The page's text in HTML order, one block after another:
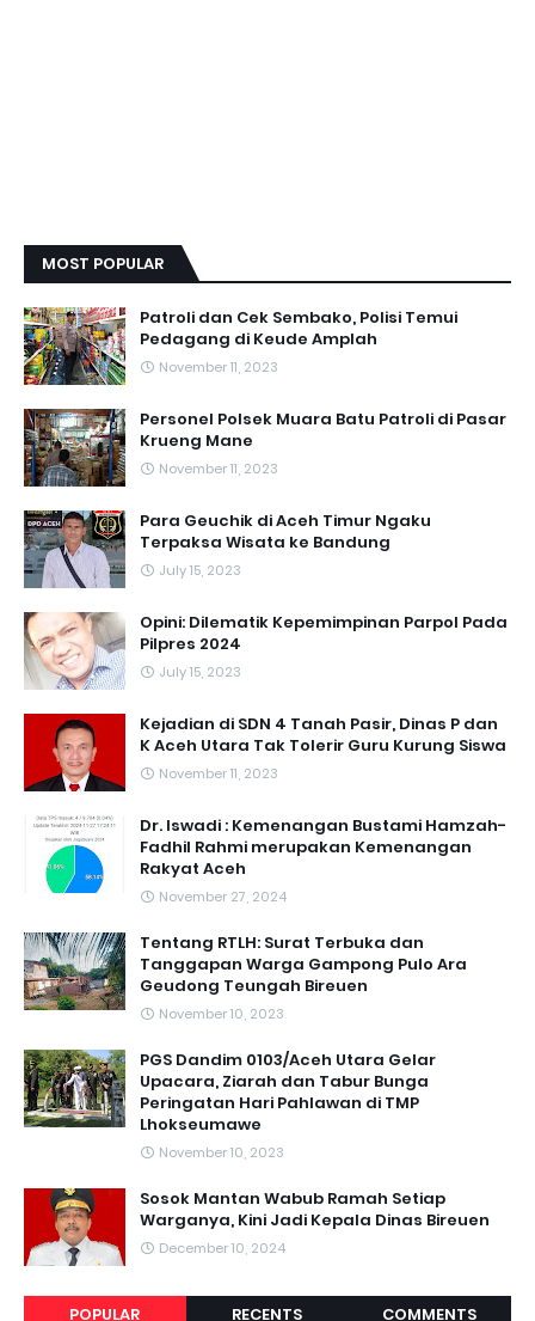
MOST POPULAR
Patroli dan Cek Sembako, Polisi Temui
Pedagang di Keude Amplah
November 11, 2023
Personel Polsek Muara Batu Patroli di Pasar
Krueng Mane
November 11, 2023
Para Geuchik di Aceh Timur Ngaku
Terpaksa Wisata ke Bandung
July 15, 2023
Opini: Dilematik Kepemimpinan Parpol Pada
Pilpres 2024
July 15, 2023
Kejadian di SDN 4 Tanah Pasir, Dinas P dan
K Aceh Utara Tak Tolerir Guru Kurung Siswa
November 11, 2023
Dr. Iswadi : Kemenangan Bustami Hamzah-
Fadhil Rahmi merupakan Kemenangan
Rakyat Aceh
November 27, 2024
Tentang RTLH: Surat Terbuka dan
Tanggapan Warga Gampong Pulo Ara
Geudong Teungah Bireuen
November 10, 2023
PGS Dandim 0103/Aceh Utara Gelar
Upacara, Ziarah dan Tabur Bunga
Peringatan Hari Pahlawan di TMP
Lhokseumawe
November 10, 2023
Sosok Mantan Wabub Ramah Setiap
Warganya, Kini Jadi Kepala Dinas Bireuen
December 10, 2024
POPULAR RECENTS COMMENTS